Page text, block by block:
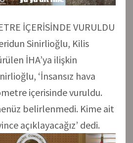
İÇERİSİNDE VURULDU
Sinirlioğlu, Kilis
İHA’ya ilişkin
‘İnsansız hava
içerisinde vuruldu.
belirlenmedi. Kime ait
açıklayacağız’ dedi.